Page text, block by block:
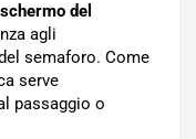
del
agli
semaforo. Come
serve
passaggio o